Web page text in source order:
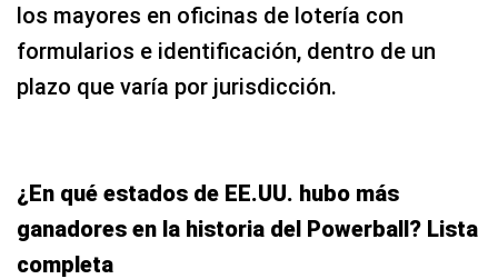
los mayores en oficinas de lotería con
formularios e identificación, dentro de un
plazo que varía por jurisdicción.
¿En qué estados de EE.UU. hubo más
ganadores en la historia del Powerball? Lista
completa